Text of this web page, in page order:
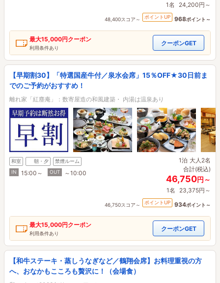
1名 24,200円～
48,400スコア～ ポイントUP 968ポイント～
最大15,000円クーポン
利用条件あり
クーポンGET
【早期割30】「特選国産牛付／泉水会席」15％OFF★30日前ま
でのご予約がおすすめ！
離れ家「紅塵庵」：数寄屋造の和風建築・ 内湯は温泉あり
和室 朝・夕
禁煙ルーム
IN
15:00～ OUT ～10:00
1泊 大人2名
合計(税込)
46,750円～
1名 23,375円～
46,750スコア～ ポイントUP 934ポイント～
最大15,000円クーポン
利用条件あり
クーポンGET
【和牛ステーキ・蒸しうなぎなど／鶴翔会席】お料理重視の方
へ、おなかもこころも贅沢に！（会場食）